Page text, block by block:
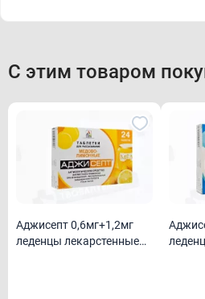
С этим товаром
Аджисепт 0,6мг+1,2мг
леденцы лекарстенные